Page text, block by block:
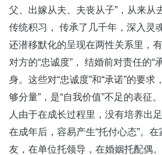
父、出嫁从夫、夫丧从子”，从来从
传统积习， 传承了几千年，深入灵
还潜移默化的呈现在两性关系里，
对方的“忠诚度”， 结婚前对责任的“
身。这些对“忠诚度”和“承诺”的要求
够分量”，是“自我价值”不足的表征。
人由于在成长过程里，没有培养出
在成年后，容易产生“托付心态”。
友，在单位托领导，在婚姻托配偶